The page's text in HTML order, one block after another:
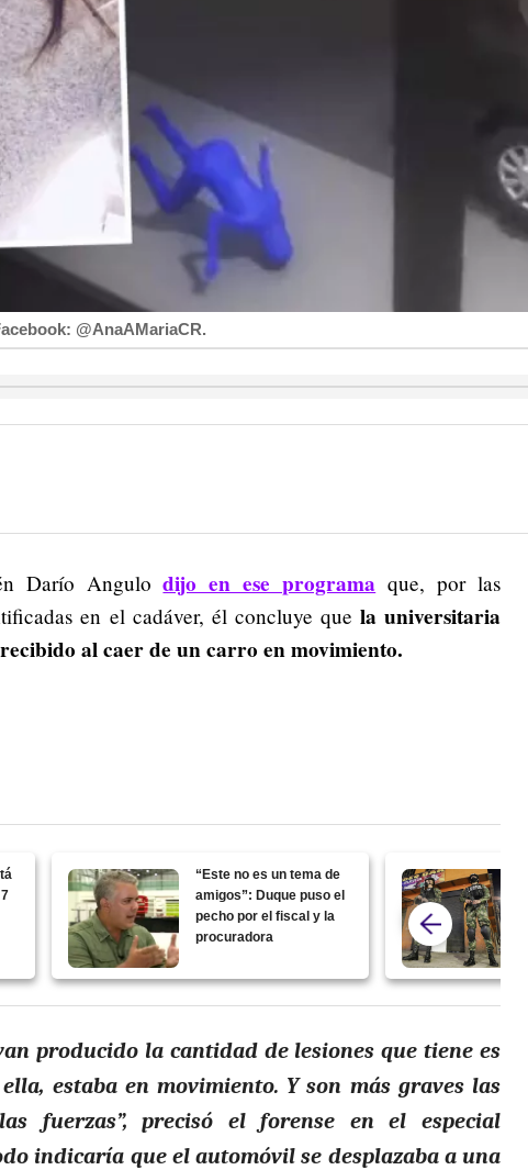
@AnaAMariaCR.
Darío Angulodijo en ese programa que, por las
en el cadáver, él concluye que la universitaria
al caer de un carro en movimiento.
“Este no es un tema de
amigos”: Duque puso el
pecho por el fiscal y la
procuradora
producido la cantidad de lesiones que tiene es
estaba en movimiento. Y son más graves las
fuerzas”, precisó el forense en el especial
indicaría que el automóvil se desplazaba a una